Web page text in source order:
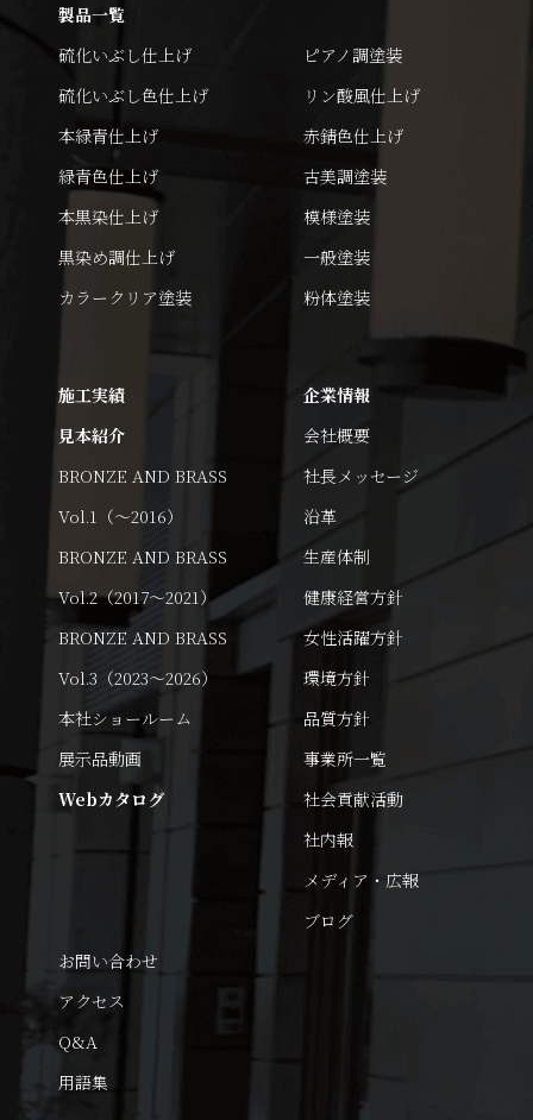
製品一覧
硫化いぶし仕上げ
硫化いぶし色仕上げ
本緑青仕上げ
緑青色仕上げ
本黒染仕上げ
黒染め調仕上げ
カラークリア塗装
ピアノ調塗装
リン酸風仕上げ
赤錆色仕上げ
古美調塗装
模様塗装
一般塗装
粉体塗装
施工実績
見本紹介
BRONZE AND BRASS
Vol.1（～2016）
BRONZE AND BRASS
Vol.2（2017～2021）
BRONZE AND BRASS
Vol.3（2023～2026）
本社ショールーム
展示品動画
Webカタログ
企業情報
会社概要
社長メッセージ
沿革
生産体制
健康経営方針
女性活躍方針
環境方針
品質方針
事業所一覧
社会貢献活動
社内報
メディア・広報
ブログ
お問い合わせ
アクセス
Q&A
用語集